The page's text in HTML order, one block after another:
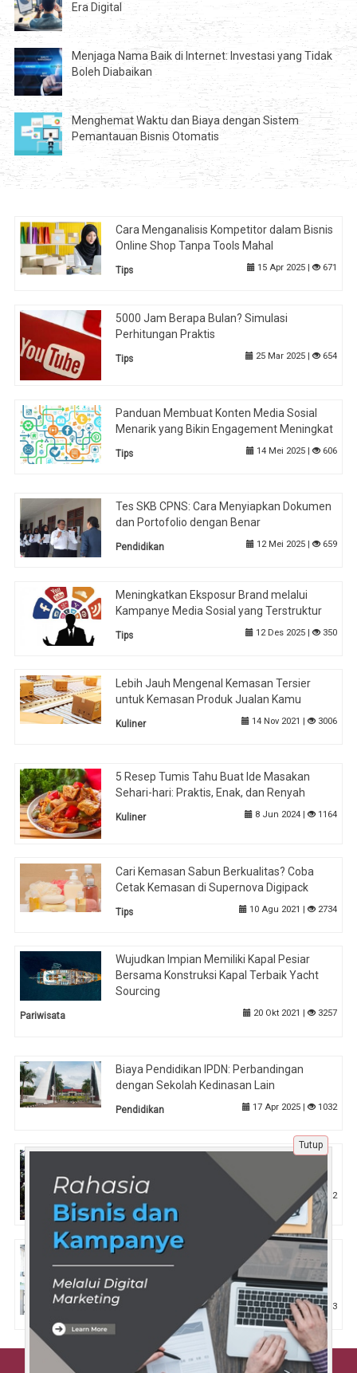
Era Digital
Menjaga Nama Baik di Internet: Investasi yang Tidak
Boleh Diabaikan
Menghemat Waktu dan Biaya dengan Sistem
Pemantauan Bisnis Otomatis
Cara Menganalisis Kompetitor dalam Bisnis
Online Shop Tanpa Tools Mahal
Tips 15 Apr 2025 | 671
5000 Jam Berapa Bulan? Simulasi
Perhitungan Praktis
Tips 25 Mar 2025 | 654
Panduan Membuat Konten Media Sosial
Menarik yang Bikin Engagement Meningkat
Tips 14 Mei 2025 | 606
Tes SKB CPNS: Cara Menyiapkan Dokumen
dan Portofolio dengan Benar
Pendidikan 12 Mei 2025 | 659
Meningkatkan Eksposur Brand melalui
Kampanye Media Sosial yang Terstruktur
Tips 12 Des 2025 | 350
Lebih Jauh Mengenal Kemasan Tersier
untuk Kemasan Produk Jualan Kamu
Kuliner 14 Nov 2021 | 3006
5 Resep Tumis Tahu Buat Ide Masakan
Sehari-hari: Praktis, Enak, dan Renyah
Kuliner 8 Jun 2024 | 1164
Cari Kemasan Sabun Berkualitas? Coba
Cetak Kemasan di Supernova Digipack
Tips 10 Agu 2021 | 2734
Wujudkan Impian Memiliki Kapal Pesiar
Bersama Konstruksi Kapal Terbaik Yacht
Sourcing
Pariwisata 20 Okt 2021 | 3257
Biaya Pendidikan IPDN: Perbandingan
dengan Sekolah Kedinasan Lain
Pendidikan 17 Apr 2025 | 1032
Latihan Soal SIMAK UI Per Jurusan: Saintek
dan Soshum
9 Apr 2025 | 792
Program Magang BUMN PT Kimia Farma:
Lowongan untuk Mahasiswa Farmasi dan
Kimia
Pendidikan 14 Apr 2025 | 633
Tutup